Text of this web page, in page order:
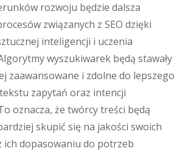
rozwoju będzie dalsza
związanych z SEO dzięki
inteligencji i uczenia
wyszukiwarek będą stawały
zaawansowane i zdolne do lepszego
zapytań oraz intencji
oznacza, że twórcy treści będą
skupić się na jakości swoich
ich dopasowaniu do potrzeb